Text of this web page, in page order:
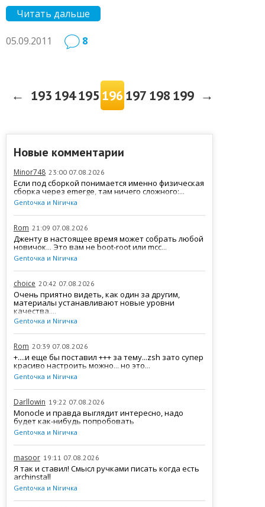
Читать дальше
05.09.2011 8
← 193 194195 196 197 198 199 →
Новые комментарии
Minor748 23:00 07.08.2026
Если под сборкой понимается именно физическая
сборка через emerge, там ничего сложного:...
Gentочка и Nirичка
Rom 21:09 07.08.2026
Дженту в настоящее время может собрать любой
новичок... Это вам не boot-root или mcc...
Gentочка и Nirичка
choice 20:42 07.08.2026
Очень приятно видеть, как один за другим,
материалы устанавливают новые уровни
качества....
Gentочка и Nirичка
Rom 20:39 07.08.2026
+....и еще бы поставил +++ за тему...zsh зато супер
красиво настроить можно... но это...
Gentочка и Nirичка
Darllowin 19:22 07.08.2026
Monocle и правда выглядит интересно, надо
будет как-нибудь попробовать
Gentочка и Nirичка
masoor 19:11 07.08.2026
Я так и ставил! Смысл ручками писать когда есть
archinstall
Gentочка и Nirичка